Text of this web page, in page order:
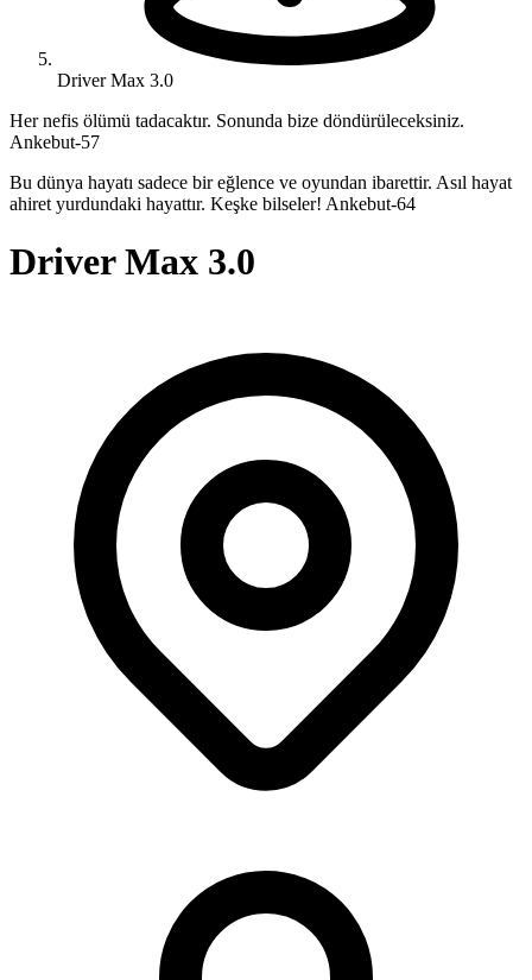
Driver Max 3.0
Her nefis ölümü tadacaktır. Sonunda bize döndürüleceksiniz.
Ankebut-57
Bu dünya hayatı sadece bir eğlence ve oyundan ibarettir. Asıl hayat
ahiret yurdundaki hayattır. Keşke bilseler! Ankebut-64
Driver Max 3.0